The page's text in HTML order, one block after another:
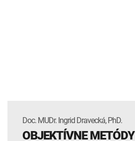
Doc. MUDr. Ingrid Dravecká, PhD.
OBJEKTÍVNE METÓDY